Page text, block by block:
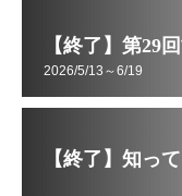
【終了】第29
2026/5/13～6/19